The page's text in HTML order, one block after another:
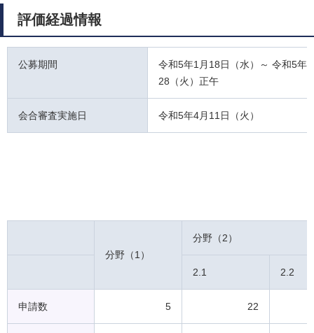
評価経過情報
公募期間
令和5年1月18日（水）～ 令和5年
28（火）正午
会合審査実施日 令和5年4月11日（火）
分野（1）
分野（2）
2.1 2.2
申請数 5 22